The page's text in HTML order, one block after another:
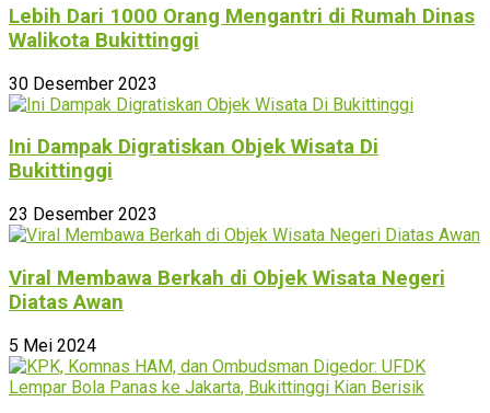
Lebih Dari 1000 Orang Mengantri di Rumah Dinas
Walikota Bukittinggi
30 Desember 2023
Ini Dampak Digratiskan Objek Wisata Di
Bukittinggi
23 Desember 2023
Viral Membawa Berkah di Objek Wisata Negeri
Diatas Awan
5 Mei 2024